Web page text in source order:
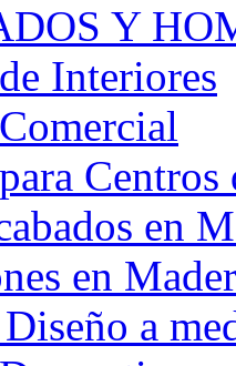
Y
Interiores
en
en
a